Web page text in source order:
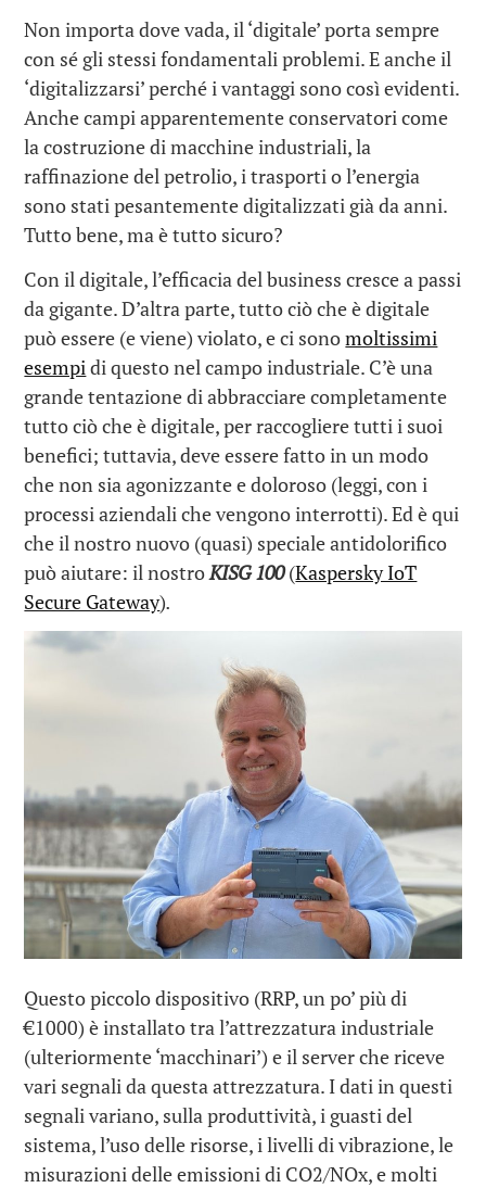
Non importa dove vada, il ‘digitale’ porta sempre
con sé gli stessi fondamentali problemi. E anche il
‘digitalizzarsi’ perché i vantaggi sono così evidenti.
Anche campi apparentemente conservatori come
la costruzione di macchine industriali, la
raffinazione del petrolio, i trasporti o l’energia
sono stati pesantemente digitalizzati già da anni.
Tutto bene, ma è tutto sicuro?
Con il digitale, l’efficacia del business cresce a passi
da gigante. D’altra parte, tutto ciò che è digitale
può essere (e viene) violato, e ci sonomoltissimi
esempi di questo nel campo industriale. C’è una
grande tentazione di abbracciare completamente
tutto ciò che è digitale, per raccogliere tutti i suoi
benefici; tuttavia, deve essere fatto in un modo
che non sia agonizzante e doloroso (leggi, con i
processi aziendali che vengono interrotti). Ed è qui
che il nostro nuovo (quasi) speciale antidolorifico
può aiutare: il nostroKISG 100(Kaspersky IoT
Secure Gateway).
Questo piccolo dispositivo (RRP, un po’ più di
€1000) è installato tra l’attrezzatura industriale
(ulteriormente ‘macchinari’) e il server che riceve
vari segnali da questa attrezzatura. I dati in questi
segnali variano, sulla produttività, i guasti del
sistema, l’uso delle risorse, i livelli di vibrazione, le
misurazioni delle emissioni di CO2/NOx, e molti